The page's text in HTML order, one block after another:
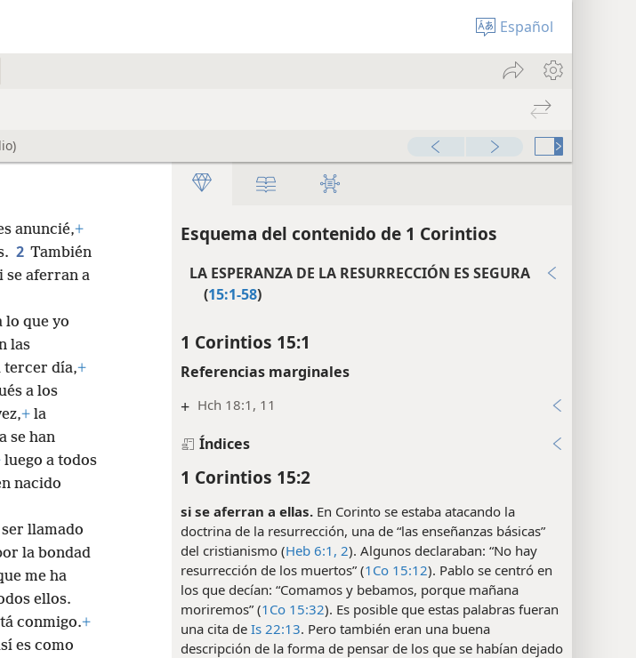
Español
Esquema del contenido de 1 Corintios
LA ESPERANZA DE LA RESURRECCIÓN ES SEGURA
(15:1-58)
1 Corintios 15:1
Referencias marginales
+ Hch 18:1, 11
Índices
1 Corintios 15:2
si se aferran a ellas. En Corinto se estaba atacando la
doctrina de la resurrección, una de “las enseñanzas básicas”
del cristianismo (Heb 6:1, 2). Algunos declaraban: “No hay
resurrección de los muertos” (1Co 15:12). Pablo se centró en
los que decían: “Comamos y bebamos, porque mañana
moriremos” (1Co 15:32). Es posible que estas palabras fueran
una cita de Is 22:13. Pero también eran una buena
descripción de la forma de pensar de los que se habían dejado
anuncié,+
2 También
se aferran a
lo que yo
las
tercer día,+
a los
+ la
se han
luego a todos
nacido
llamado
la bondad
me ha
ellos.
conmigo.+
es como